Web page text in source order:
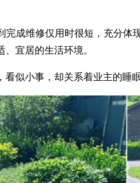
成维修仅用时很短，充分体
宜居的生活环境。
似小事，却关系着业主的